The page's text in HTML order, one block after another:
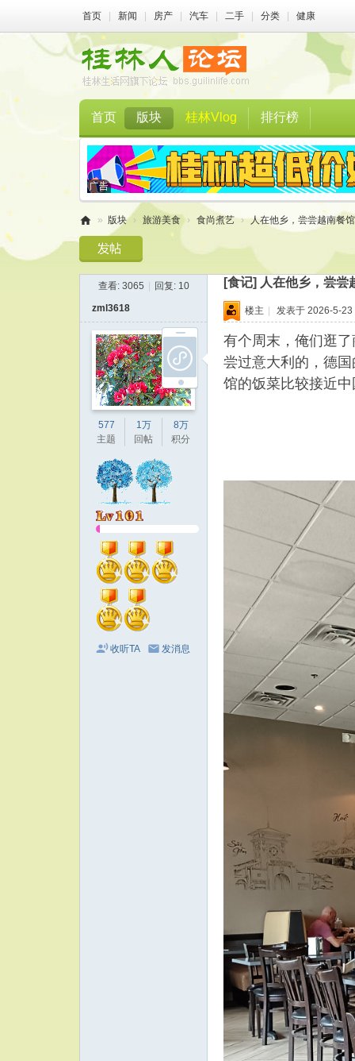
首页 新闻 房产 汽车 二手 分类 健康
首页 版块 桂林Vlog 排行榜
林
» 版块 › 旅游美食 › 食尚煮艺 › 人在他乡，尝尝越南餐
查看: 3065 回复: 10 [食记] 人在他乡，尝尝
zml3618
577
主题
1万
回帖
8万
积分
收听TA 发消息
楼主 | 发表于 2026-5-
有个周末，俺们逛
尝过意大利的，德
馆的饭菜比较接近